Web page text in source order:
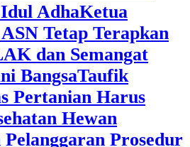
AdhaKetua
Tetap Terapkan
dan Semangat
BangsaTaufik
Pertanian Harus
Hewan
Pelanggaran Prosedur